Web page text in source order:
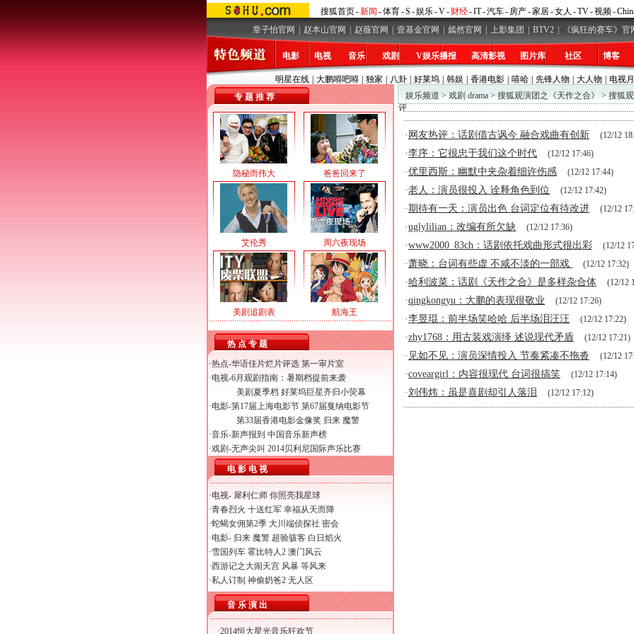
搜狐首页-新闻 -体育-S -娱乐-V- 财经-IT-汽车- 房产-家居-女人 -TV-视频-
章子怡官网
赵本山官网 赵薇官网 壹基金官网 嫣然官网 上影集团 BTV2 《疯狂的赛车》官
电影 电视 音乐 戏剧 V娱乐播报 高清影视 图片库 社区 博客
明星在线 大鹏嘚吧嘚 独家 八卦 好莱坞 韩娱 香港电影 嘻哈 先锋人物 大人物
电视
专 题 推 荐
隐秘而伟大 爸爸回来了
艾伦秀 周六夜现场
美剧追剧表 航海王
热 点 专 题
·热点-华语佳片烂片评选 第一审片室
·电视-6月观剧指南：暑期档提前来袭
美剧夏季档 好莱坞巨星齐归小荧幕
·电影-第17届上海电影节 第67届戛纳电影节
第33届香港电影金像奖 归来 魔警
·音乐-新声报到 中国音乐新声榜
·戏剧-无声尖叫 2014贝利尼国际声乐比赛
电 影 电 视
·电视- 犀利仁师 你照亮我星球
·青春烈火 十送红军 幸福从天而降
·蛇蝎女佣第2季 大川端侦探社 密会
·电影- 归来 魔警 超验骇客 白日焰火
·雪国列车 霍比特人2 澳门风云
·西游记之大闹天宫 风暴 等风来
·私人订制 神偷奶爸2 无人区
音 乐 演 出
·2014恒大星光音乐狂欢节
娱乐频道 > 戏剧 drama > 搜狐观演团之《天作之合》 > 搜狐
评
· 网友热评：话剧借古讽今 融合戏曲有创新 (12/12
·李序：它很忠于我们这个时代 (12/12 17:46)
·优里西斯：幽默中夹杂着细许伤感 (12/12 17:44)
·老人：演员很投入 诠释角色到位 (12/12 17:42)
·期待有一天：演员出色 台词定位有待改进 (12/12
·uglylilian：改编有所欠缺 (12/12 17:36)
·www2000_83ch：话剧依托戏曲形式很出彩 (12/12
·萧晓：台词有些虚 不咸不淡的一部戏 (12/12 17:32)
· 哈利波菜：话剧《天作之合》是多样杂合体 (12/12
·qingkongyu：大鹏的表现很敬业 (12/12 17:26)
·李昱琨：前半场笑哈哈 后半场泪汪汪 (12/12 17:22)
·zhy1768：用古装戏演绎 述说现代矛盾 (12/12 17:21)
· 见如不见：演员深情投入 节奏紧凑不拖沓 (12/12
·coveargirl：内容很现代 台词很搞笑 (12/12 17:14)
·刘伟炜：虽是喜剧却引人落泪 (12/12 17:12)